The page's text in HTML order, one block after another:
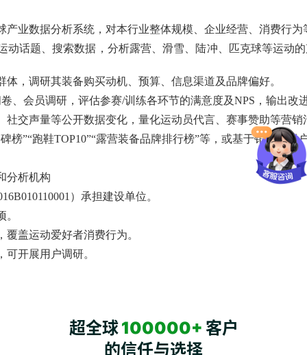
业数据分析系统，对本行业整体规模、企业经营、消费行
动话题、搜索数据，分析露营、滑雪、陆冲、匹克球等运动
，调研其装备购买动机、预算、信息渠道及品牌偏好。
、会员调研，评估参赛/训练各环节的满意度及NPS，输出改
交声量等公开数据变化，量化运动员代言、赛事赞助等营销
榜”“跑鞋TOP10”“露营装备品牌排行榜”等，或基于销量、用
分析机构
）承担建设单位。
盖运动爱好者消费行为。
开展用户调研。
超全球100000+ 客户
的信任与选择